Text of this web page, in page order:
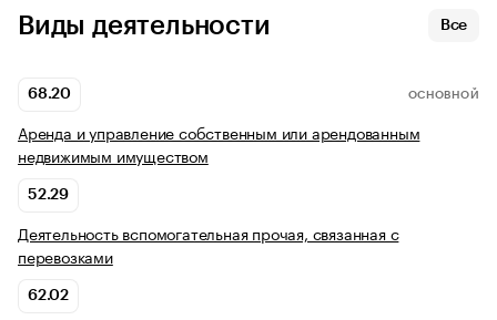
Виды деятельности Все
68.20 ОСНОВНОЙ
Аренда и управление собственным или арендованным
недвижимым имуществом
52.29
Деятельность вспомогательная прочая, связанная с
перевозками
62.02